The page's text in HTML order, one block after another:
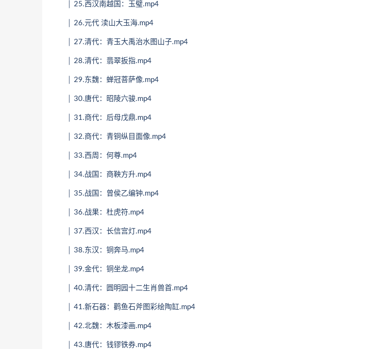
│ 25.西汉南越国：玉璧.mp4
│ 26.元代 渎山大玉海.mp4
│ 27.清代：青玉大禹治水图山子.mp4
│ 28.清代：翡翠扳指.mp4
│ 29.东魏：蝉冠菩萨像.mp4
│ 30.唐代：昭陵六骏.mp4
│ 31.商代：后母戊鼎.mp4
│ 32.商代：青铜纵目面像.mp4
│ 33.西周：何尊.mp4
│ 34.战国：商鞅方升.mp4
│ 35.战国：曾侯乙编钟.mp4
│ 36.战果：杜虎符.mp4
│ 37.西汉：长信宫灯.mp4
│ 38.东汉：铜奔马.mp4
│ 39.金代：铜坐龙.mp4
│ 40.清代：圆明园十二生肖兽首.mp4
│ 41.新石器：鹳鱼石斧图彩绘陶缸.mp4
│ 42.北魏：木板漆画.mp4
│ 43.唐代：钱镠铁券.mp4